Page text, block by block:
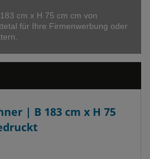
cm x H 75 cm cm von
für Ihre Firmenwerbung oder
| B 183 cm x H 75